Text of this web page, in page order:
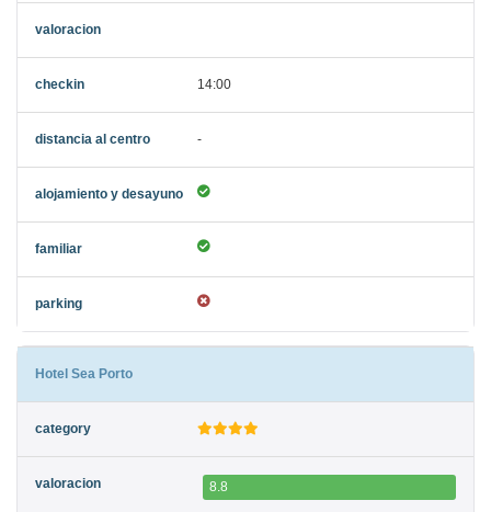
14:00
-
Hotel Sea Porto
8.8